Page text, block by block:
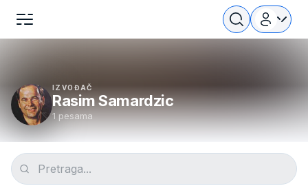
IZVOĐAČ
Rasim Samardzic
1 pesama